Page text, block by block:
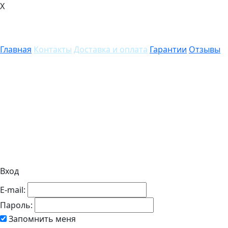
X
Главная Контакты Доставка и оплата Гарантии Отзывы
Вход
E-mail:
Пароль:
Запомнить меня